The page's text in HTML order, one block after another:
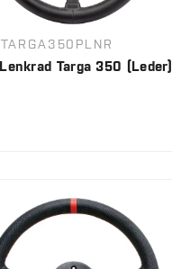
Targa 350 (Leder)